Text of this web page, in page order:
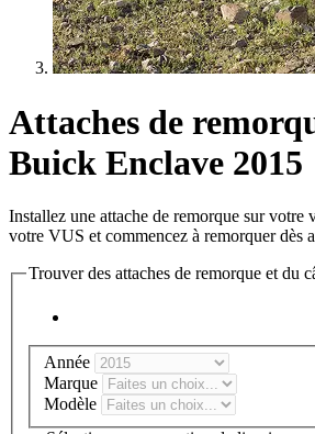
Attaches de
Buick Enclave 2015
Installez une attache de remorque sur votre
votre VUS et commencez à remorquer dès
Trouver des attaches de remorque et du
Année
Marque
Modèle